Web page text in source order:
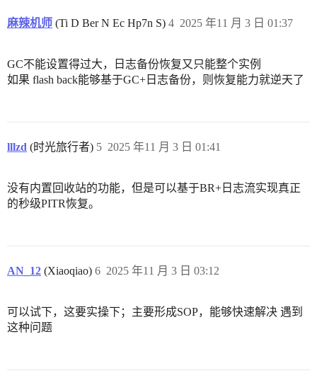
麻辣机师 (Ti D Ber N Ec Hp7n S) 2025 年11 月 3 日 01:37
4
GC不能设置得过大，日志备份恢复又只能整个实例
如果 flash back能够基于GC+日志备份，则恢复能力就逆天了
lllzd (时光旅行者) 2025 年11 月 3 日 01:41
5
没有内置回收站的功能，但是可以基于BR+日志流实现真正
的秒级PITR恢复。
AN_12 (Xiaoqiao) 2025 年11 月 3 日 03:12
6
可以试下，这要实操下；主要形成SOP，能够快速解决 遇到
这种问题